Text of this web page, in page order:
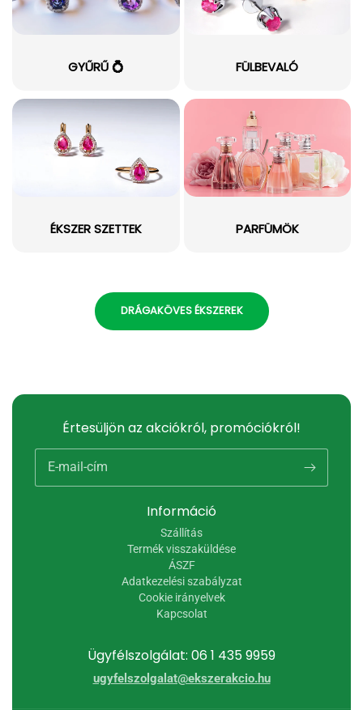
GYŰRŰ 💍 FÜLBEVALÓ
ÉKSZER SZETTEK PARFÜMÖK
DRÁGAKÖVES ÉKSZEREK
Ügyfélszolgálat: 06 1 435 9959
ugyfelszolgalat@ekszerakcio.hu
Információ
Szállítás
Termék visszaküldése
ÁSZF
Adatkezelési szabályzat
Cookie irányelvek
Kapcsolat
Értesüljön az akciókról, promóciókról!
E-mail-cím